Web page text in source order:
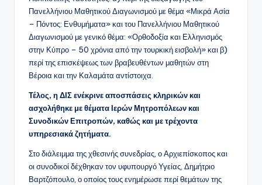
Πανελλήνιου Μαθητικού Διαγωνισμού με θέμα «Μικρά Ασία
– Πόντος: Ενθυμήματα» και του Πανελλήνιου Μαθητικού
Διαγωνισμού με γενικό θέμα: «Ορθοδοξία και Ελληνισμός
στην Κύπρο – 50 χρόνια από την τουρκική εισβολή» και β)
περί της επισκέψεως των βραβευθέντων μαθητών στη
Βέροια και την Καλαμάτα αντίστοιχα.
Τέλος, η ΔΙΣ ενέκρινε αποσπάσεις κληρικών και
ασχολήθηκε με θέματα Ιερών Μητροπόλεων και
Συνοδικών Επιτροπών, καθώς και με τρέχοντα
υπηρεσιακά ζητήματα.
Στο διάλειμμα της χθεσινής συνεδρίας, ο Αρχιεπίσκοπος και
οι συνοδικοί δέχθηκαν τον υφυπουργό Υγείας, Δημήτριο
Βαρτζόπουλο, ο οποίος τους ενημέρωσε περί θεμάτων της